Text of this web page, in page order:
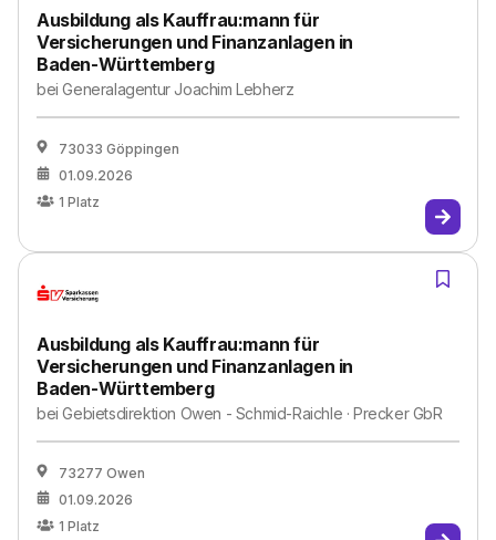
Ausbildung als Kauffrau:mann für
Versicherungen und Finanzanlagen in
Baden-Württemberg
beiGeneralagentur Joachim Lebherz
73033 Göppingen
01.09.2026
1 Platz
Ausbildung als Kauffrau:mann für
Versicherungen und Finanzanlagen in
Baden-Württemberg
beiGebietsdirektion Owen - Schmid-Raichle · Precker GbR
73277 Owen
01.09.2026
1 Platz